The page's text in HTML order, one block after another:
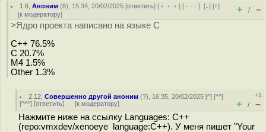
1.6 ,Аноним (8), 15:34, 20/02/2025 [ответить] [ ﹢﹢﹢] [ · · ·][↓] [↑]
[к модератору] + / –
>Ядро проекта написано на языке С
C++ 76.5%
C 20.7%
M4 1.5%
Other 1.3%
2.12 ,Совершенно другой аноним (?), 16:35, 20/02/2025 [^] [^^]
[^^^] [ответить] [к модератору]
+1
+ / –
Нажмите ниже на ссылку Languages: C++
(repo:vmxdev/xenoeye language:C++). У меня пишет "Your